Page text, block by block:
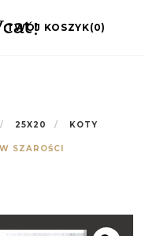
TWÓJ KOSZYK(0)
25X20 KOTY
SZAROŚCI